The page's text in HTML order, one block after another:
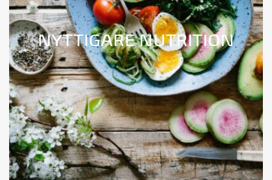
NYTTIGARE NUTRITION